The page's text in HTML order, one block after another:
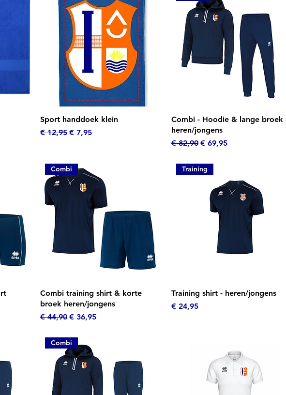
Snel overzicht
Sport handdoek klein
Normale prijs
€ 12,95 Verkoopprijs
€ 7,95
Snel overzicht
Combi - Hoodie & lange broek
heren/jongens
Normale prijs
€ 82,90 Verkoopprijs
€ 69,95
Snel overzicht
Combi
Combi training shirt & korte
broek heren/jongens
Normale prijs
€ 44,90 Verkoopprijs
€ 36,95
Snel overzicht
Training
Training shirt - heren/jongens
Prijs
€ 24,95
Combi